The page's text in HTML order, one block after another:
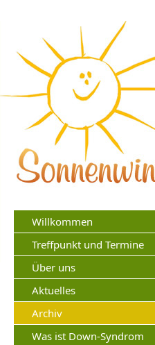
Willkommen
Treffpunkt und Termine
Über uns
Aktuelles
Archiv
Was ist Down-Syndrom